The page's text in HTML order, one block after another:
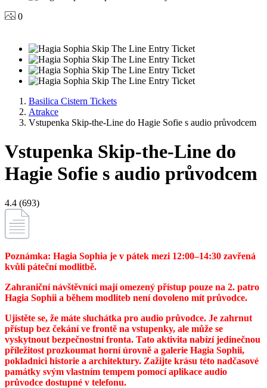
0
Basilica Cistern Tickets
Atrakce
Vstupenka Skip-the-Line do Hagie Sofie s audio průvodcem
Vstupenka Skip-the-Line do
Hagie Sofie s audio průvodcem
4.4 (693)
Poznámka: Hagia Sophia je v pátek mezi 12:00–14:30 zavřená
kvůli páteční modlitbě.
Zahraniční návštěvníci mají omezený přístup pouze na 2. patro
Hagia Sophii a během modliteb není dovoleno mít průvodce.
Ujistěte se, že máte sluchátka pro audio průvodce. Je zahrnut
přístup bez čekání ve frontě na vstupenky, ale může se
vyskytnout bezpečnostní fronta. Tato aktivita nabízí jedinečnou
příležitost prozkoumat horní úrovně a galerie Hagia Sophii,
pokladnici historie a architektury. Zažijte krásu této nadčasové
památky svým vlastním tempem pomocí aplikace audio
průvodce dostupné v telefonu.